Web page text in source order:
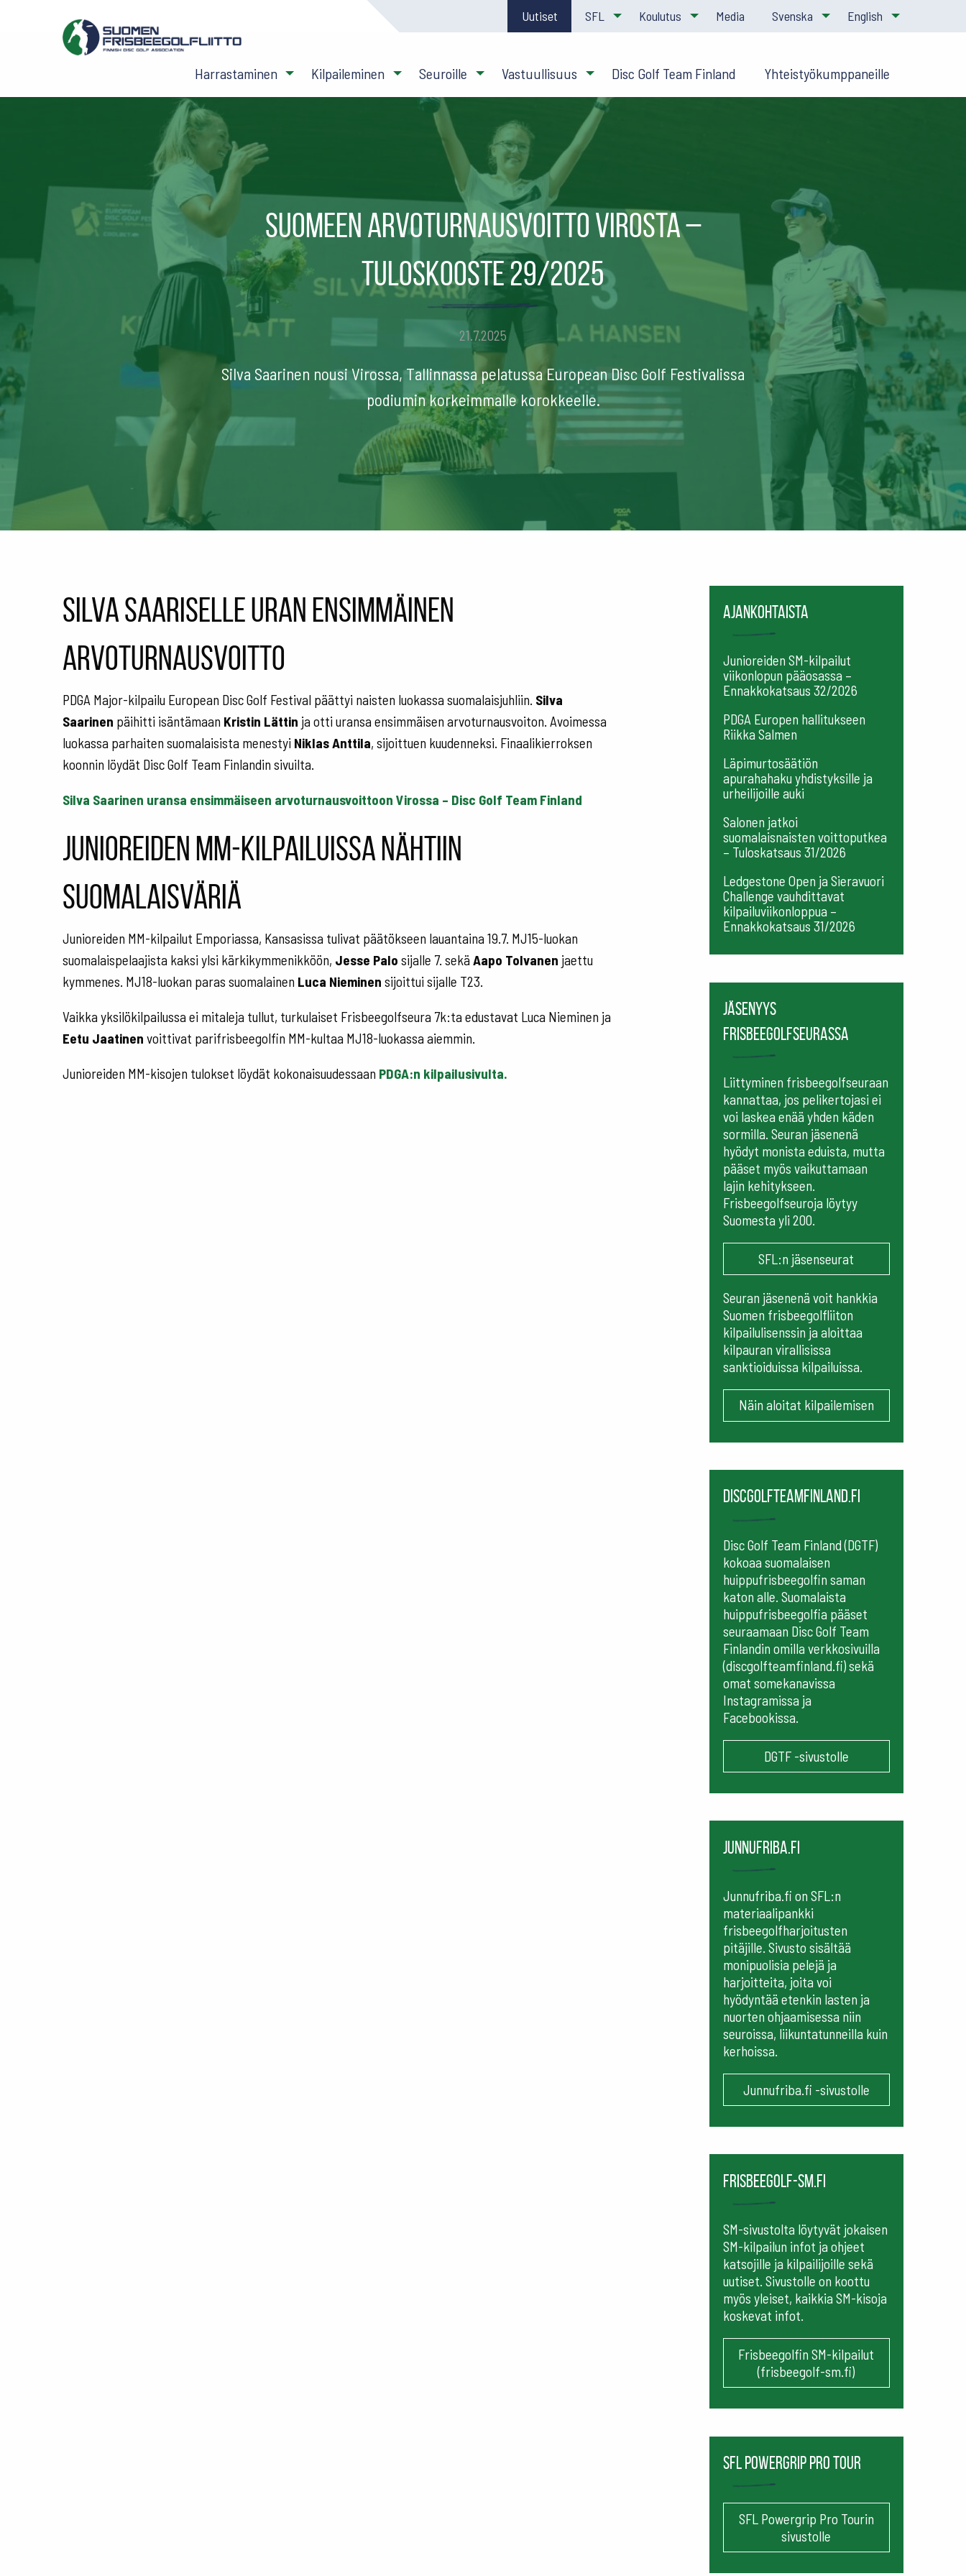
Uutiset SFL Koulutus Media Svenska English
Harrastaminen Kilpaileminen Seuroille Vastuullisuus Disc Golf Team Finland Yhteistyökumppaneille
Suomeen arvoturnausvoitto Virosta –
Tuloskooste 29/2025
21.7.2025
Silva Saarinen nousi Virossa, Tallinnassa pelatussa European Disc Golf Festivalissa
podiumin korkeimmalle korokkeelle.
Silva Saariselle uran ensimmäinen
arvoturnausvoitto
PDGA Major-kilpailu European Disc Golf Festival päättyi naisten luokassa suomalaisjuhliin. Silva
Saarinen päihitti isäntämaan Kristin Lättin ja otti uransa ensimmäisen arvoturnausvoiton. Avoimessa
luokassa parhaiten suomalaisista menestyi Niklas Anttila, sijoittuen kuudenneksi. Finaalikierroksen
koonnin löydät Disc Golf Team Finlandin sivuilta.
Silva Saarinen uransa ensimmäiseen arvoturnausvoittoon Virossa – Disc Golf Team Finland
Junioreiden MM-kilpailuissa nähtiin
suomalaisväriä
Junioreiden MM-kilpailut Emporiassa, Kansasissa tulivat päätökseen lauantaina 19.7. MJ15-luokan
suomalaispelaajista kaksi ylsi kärkikymmenikköön, Jesse Palo sijalle 7. sekä Aapo Tolvanen jaettu
kymmenes. MJ18-luokan paras suomalainen Luca Nieminen sijoittui sijalle T23.
Vaikka yksilökilpailussa ei mitaleja tullut, turkulaiset Frisbeegolfseura 7k:ta edustavat Luca Nieminen ja
Eetu Jaatinen voittivat parifrisbeegolfin MM-kultaa MJ18-luokassa aiemmin.
Junioreiden MM-kisojen tulokset löydät kokonaisuudessaan PDGA:n kilpailusivulta.
Ajankohtaista
Junioreiden SM-kilpailut
viikonlopun pääosassa –
Ennakkokatsaus 32/2026
PDGA Europen hallitukseen
Riikka Salmen
Läpimurtosäätiön
apurahahaku yhdistyksille ja
urheilijoille auki
Salonen jatkoi
suomalaisnaisten voittoputkea
– Tuloskatsaus 31/2026
Ledgestone Open ja Sieravuori
Challenge vauhdittavat
kilpailuviikonloppua –
Ennakkokatsaus 31/2026
Jäsenyys
frisbeegolfseurassa
Liittyminen frisbeegolfseuraan
kannattaa, jos pelikertojasi ei
voi laskea enää yhden käden
sormilla. Seuran jäsenenä
hyödyt monista eduista, mutta
pääset myös vaikuttamaan
lajin kehitykseen.
Frisbeegolfseuroja löytyy
Suomesta yli 200.
SFL:n jäsenseurat
Seuran jäsenenä voit hankkia
Suomen frisbeegolfliiton
kilpailulisenssin ja aloittaa
kilpauran virallisissa
sanktioiduissa kilpailuissa.
Näin aloitat kilpailemisen
Discgolfteamfinland.fi
Disc Golf Team Finland (DGTF)
kokoaa suomalaisen
huippufrisbeegolfin saman
katon alle. Suomalaista
huippufrisbeegolfia pääset
seuraamaan Disc Golf Team
Finlandin omilla verkkosivuilla
(discgolfteamfinland.fi) sekä
omat somekanavissa
Instagramissa ja
Facebookissa.
DGTF -sivustolle
Junnufriba.fi
Junnufriba.fi on SFL:n
materiaalipankki
frisbeegolfharjoitusten
pitäjille. Sivusto sisältää
monipuolisia pelejä ja
harjoitteita, joita voi
hyödyntää etenkin lasten ja
nuorten ohjaamisessa niin
seuroissa, liikuntatunneilla kuin
kerhoissa.
Junnufriba.fi -sivustolle
frisbeegolf-sm.fi
SM-sivustolta löytyvät jokaisen
SM-kilpailun infot ja ohjeet
katsojille ja kilpailijoille sekä
uutiset. Sivustolle on koottu
myös yleiset, kaikkia SM-kisoja
koskevat infot.
Frisbeegolfin SM-kilpailut
(frisbeegolf-sm.fi)
SFL Powergrip Pro Tour
SFL Powergrip Pro Tourin
sivustolle